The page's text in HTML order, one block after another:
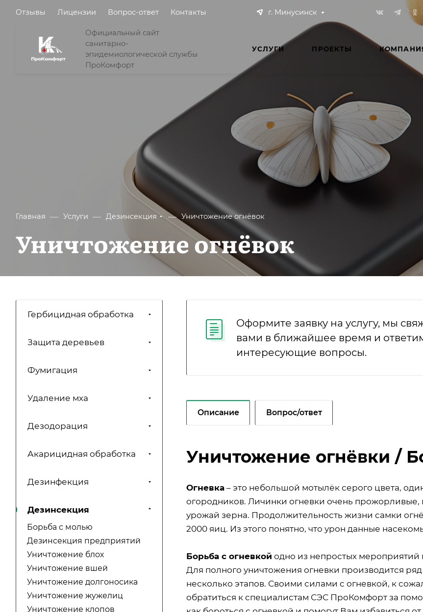
Отзывы Лицензии Вопрос-ответ Контакты г. Минусинск
Официальный сайт
санитарно-
эпидемиологической службы
ПроКомфорт
УСЛУГИ ПРОЕКТЫ
Главная — Услуги — Дезинсекция — Уничтожение огнёвок
Уничтожение огнёвок
Оформите заявку на услугу, мы
вами в ближайшее время и
интересующие вопросы.
Описание Вопрос/ответ
Уничтожение огнёвки /
Огневка – это небольшой мотылёк серого цвета,
огородников. Личинки огневки очень
урожай зерна. Продолжительность жизни самки
2000 яиц. Из этого понятно, что урон данные
Борьба с огневкой одно из непростых мероприятий
Для полного уничтожения огневки производится
несколько этапов. Своими силами с огневкой, к
обратиться к специалистам СЭС ПроКомфорт за
Гербицидная обработка
Защита деревьев
Фумигация
Удаление мха
Дезодорация
Акарицидная обработка
Дезинфекция
Дезинсекция
Борьба с молью
Дезинсекция предприятий
Уничтожение блох
Уничтожение вшей
Уничтожение долгоносика
Уничтожение жужелиц
Уничтожение клопов